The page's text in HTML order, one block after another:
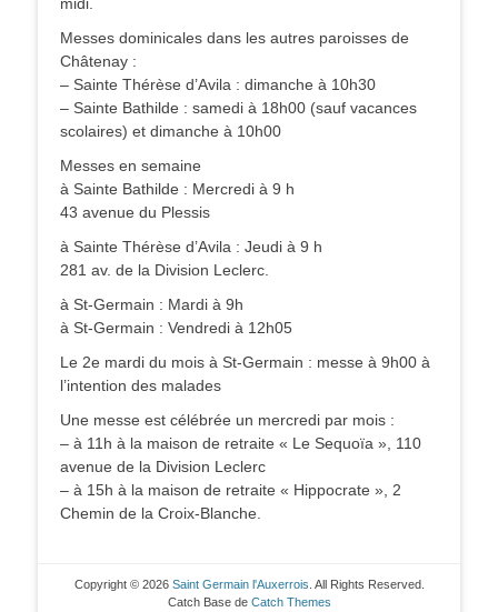
Messes dominicales dans les autres paroisses de
Châtenay :
– Sainte Thérèse d’Avila : dimanche à 10h30
– Sainte Bathilde : samedi à 18h00 (sauf vacances
scolaires) et dimanche à 10h00
Messes en semaine
à Sainte Bathilde : Mercredi à 9 h
43 avenue du Plessis
à Sainte Thérèse d’Avila : Jeudi à 9 h
281 av. de la Division Leclerc.
à St-Germain : Mardi à 9h
à St-Germain : Vendredi à 12h05
Le 2e mardi du mois à St-Germain : messe à 9h00 à
l’intention des malades
Une messe est célébrée un mercredi par mois :
– à 11h à la maison de retraite « Le Sequoïa », 110
avenue de la Division Leclerc
– à 15h à la maison de retraite « Hippocrate », 2
Chemin de la Croix-Blanche.
Copyright © 2026 Saint Germain l'Auxerrois . All Rights Reserved.
Catch Base de Catch Themes